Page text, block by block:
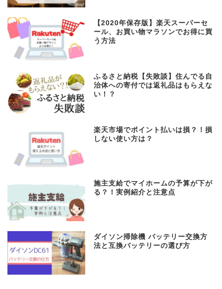
【2020年保存版】楽天スーパーセ
ール、お買い物マラソンでお得に買
う方法
ふるさと納税【失敗談】住んでる自
治体への寄付では返礼品はもらえな
い！？
楽天市場でポイント払いは損？！損
しない使い方は？
施主支給でマイホームの予算が下が
る？！実例紹介と注意点
ダイソン掃除機 バッテリー交換方
法と互換バッテリーの選び方